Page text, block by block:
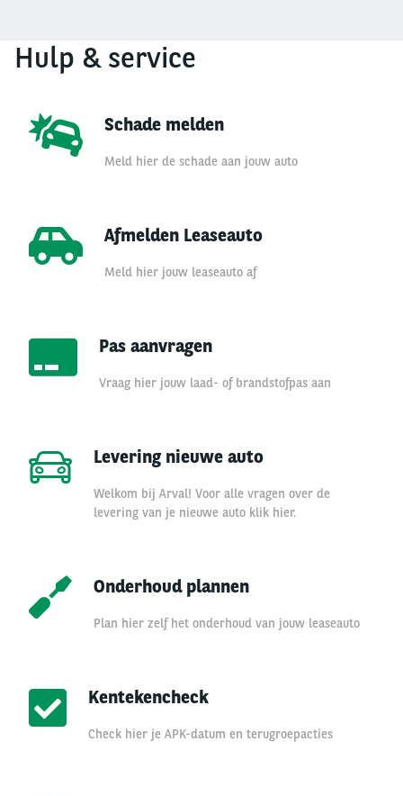
Hulp & service
Schade melden
Meld hier de schade aan jouw auto
Afmelden Leaseauto
Meld hier jouw leaseauto af
Pas aanvragen
Vraag hier jouw laad- of brandstofpas aan
Levering nieuwe auto
Welkom bij Arval! Voor alle vragen over de
levering van je nieuwe auto klik hier.
Onderhoud plannen
Plan hier zelf het onderhoud van jouw leaseauto
Kentekencheck
Check hier je APK-datum en terugroepacties